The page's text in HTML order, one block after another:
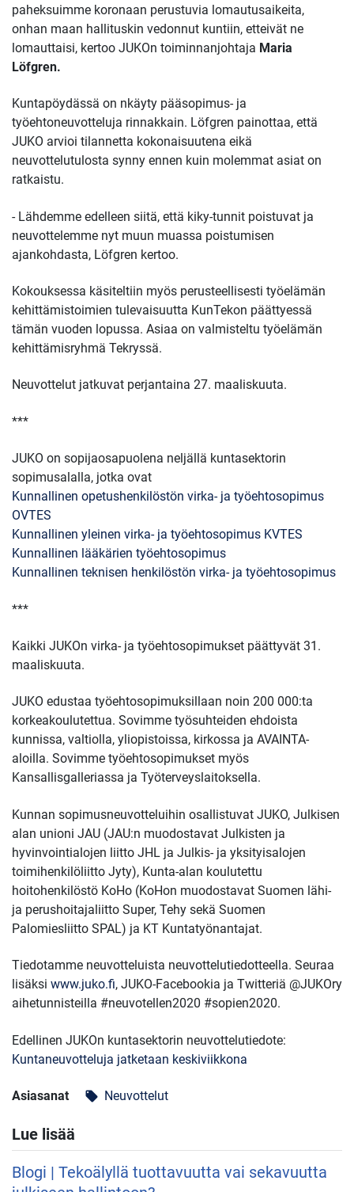
paheksuimme koronaan perustuvia lomautusaikeita,
onhan maan hallituskin vedonnut kuntiin, etteivät ne
lomauttaisi, kertoo JUKOn toiminnanjohtaja Maria
Löfgren.
Kuntapöydässä on nkäyty pääsopimus- ja
työehtoneuvotteluja rinnakkain. Löfgren painottaa, että
JUKO arvioi tilannetta kokonaisuutena eikä
neuvottelutulosta synny ennen kuin molemmat asiat on
ratkaistu.
- Lähdemme edelleen siitä, että kiky-tunnit poistuvat ja
neuvottelemme nyt muun muassa poistumisen
ajankohdasta, Löfgren kertoo.
Kokouksessa käsiteltiin myös perusteellisesti työelämän
kehittämistoimien tulevaisuutta KunTekon päättyessä
tämän vuoden lopussa. Asiaa on valmisteltu työelämän
kehittämisryhmä Tekryssä.
Neuvottelut jatkuvat perjantaina 27. maaliskuuta.
***
JUKO on sopijaosapuolena neljällä kuntasektorin
sopimusalalla, jotka ovat
Kunnallinen opetushenkilöstön virka- ja työehtosopimus
OVTES
Kunnallinen yleinen virka- ja työehtosopimus KVTES
Kunnallinen lääkärien työehtosopimus
Kunnallinen teknisen henkilöstön virka- ja työehtosopimus
***
Kaikki JUKOn virka- ja työehtosopimukset päättyvät 31.
maaliskuuta.
JUKO edustaa työehtosopimuksillaan noin 200 000:ta
korkeakoulutettua. Sovimme työsuhteiden ehdoista
kunnissa, valtiolla, yliopistoissa, kirkossa ja AVAINTA-
aloilla. Sovimme työehtosopimukset myös
Kansallisgalleriassa ja Työterveyslaitoksella.
Kunnan sopimusneuvotteluihin osallistuvat JUKO, Julkisen
alan unioni JAU (JAU:n muodostavat Julkisten ja
hyvinvointialojen liitto JHL ja Julkis- ja yksityisalojen
toimihenkilöliitto Jyty), Kunta-alan koulutettu
hoitohenkilöstö KoHo (KoHon muodostavat Suomen lähi-
ja perushoitajaliitto Super, Tehy sekä Suomen
Palomiesliitto SPAL) ja KT Kuntatyönantajat.
Tiedotamme neuvotteluista neuvottelutiedotteella. Seuraa
lisäksi www.juko.fi, JUKO-Facebookia ja Twitteriä @JUKOry
aihetunnisteilla #neuvotellen2020 #sopien2020.
Edellinen JUKOn kuntasektorin neuvottelutiedote:
Kuntaneuvotteluja jatketaan keskiviikkona
Asiasanat local_offer Neuvottelut
Lue lisää
Blogi | Tekoälyllä tuottavuutta vai sekavuutta